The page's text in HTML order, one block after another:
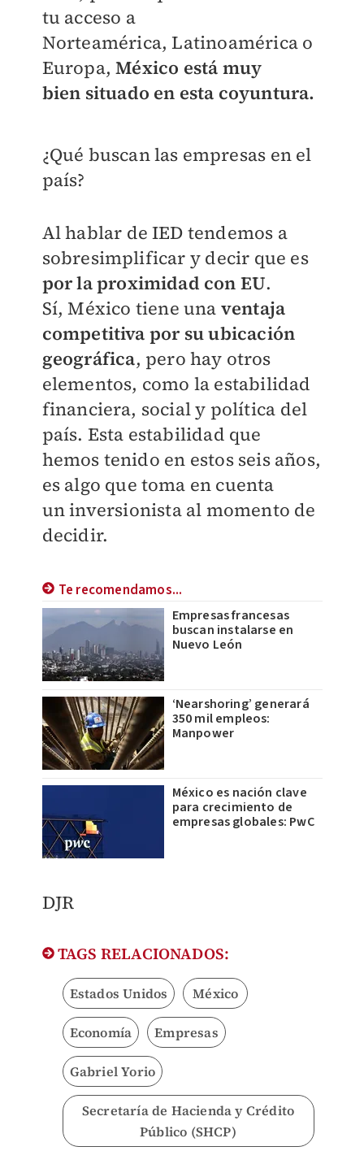
tu acceso a
Norteamérica,Latinoamérica o
Europa,México está muy
bien situado en esta coyuntura.
¿Qué buscan las empresas en el
país?
Al hablar de IED tendemos a
sobresimplificar y decir que es
por la proximidad con EU.
Sí,México tiene una ventaja
competitiva por suubicación
geográfica, pero hay otros
elementos, como la estabilidad
financiera, social y política del
país. Esta estabilidad que
hemos tenido en estos seis años,
es algo que toma en cuenta
uninversionista al momento de
decidir.
Te recomendamos...
Empresas francesas
buscan instalarse en
Nuevo León
‘Nearshoring’ generará
350 mil empleos:
Manpower
México es nación clave
para crecimiento de
empresas globales: PwC
DJR
TAGS RELACIONADOS:
Estados Unidos México
Economía Empresas
Gabriel Yorio
Secretaría de Hacienda y Crédito
Público (SHCP)